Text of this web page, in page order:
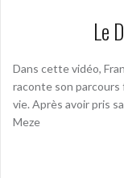
Le
Dans cette vidéo,
raconte son parcours
vie. Après avoir pris
Meze